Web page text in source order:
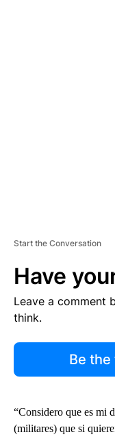
Start the Conversation
Have
Leave a comment
think.
Be
“Considero que es mi
(militares) que si